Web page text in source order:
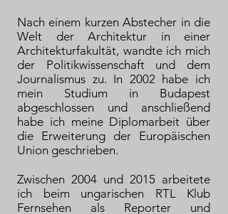
Nach einem kurzen Abstecher in die
Welt der Architektur in einer
Architekturfakultät, wandte ich mich
der Politikwissenschaft und dem
Journalismus zu. In 2002 habe ich
mein Studium in Budapest
abgeschlossen und anschließend
habe ich meine Diplomarbeit über
die Erweiterung der Europäischen
Union geschrieben.
Zwischen 2004 und 2015 arbeitete
ich beim ungarischen RTL Klub
Fernsehen als Reporter und